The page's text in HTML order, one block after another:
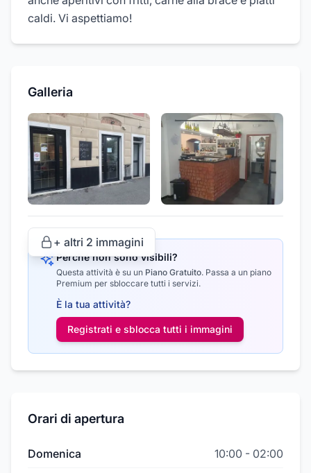
caldi. Vi aspettiamo!
Galleria
+ altri 2 immagini
Perché non sono visibili?
Questa attività è su un Piano Gratuito. Passa a un piano
Premium per sbloccare tutti i servizi.
È la tua attività?
Registrati e sblocca tutti i immagini
Orari di apertura
Domenica 10:00 - 02:00